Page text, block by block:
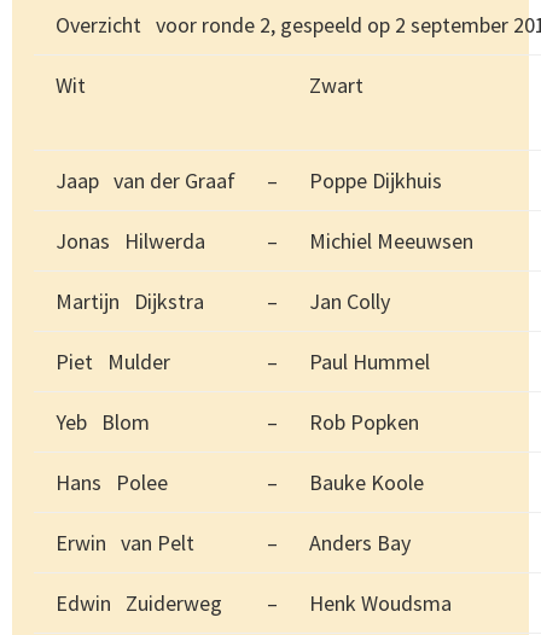
Overzicht voor ronde 2, gespeeld op 2 september
Wit Zwart
Jaap van der Graaf – Poppe Dijkhuis
Jonas Hilwerda – Michiel Meeuwsen
Martijn Dijkstra – Jan Colly
Piet Mulder – Paul Hummel
Yeb Blom – Rob Popken
Hans Polee – Bauke Koole
Erwin van Pelt – Anders Bay
Edwin Zuiderweg – Henk Woudsma